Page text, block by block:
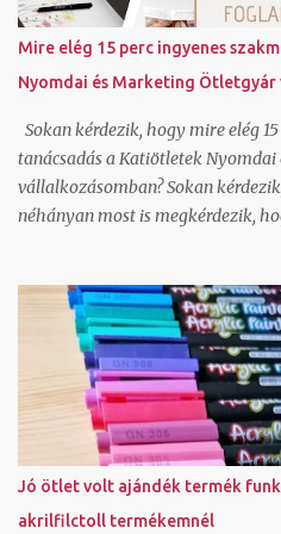
Annak nem néztem még utána,
hogyan lehet felhasználni, milyen
és lehet-e jobb felbontásban is
látom, hogy ha nincs valakinek
bátran használhat ilyen
Mire elég 15 perc ingyenes
Nyomdai és Marketing Ötletgyár
Sokan kérdezik, hogy mire elég
tanácsadás a Katiötletek
vállalkozásomban? Sokan
néhányan most is megkérdezik,
tesztelni olvasói szemmel egy-egy
javaslatot tenni, hogy mit
működjön canva képszerkesztő
tudjuk nézni és rájössz ezután
általad használt grafikai
olyan pdf-et, ami a nyomdai
weboldal és webáruház technikai
ha még csak most tervezel
Jó ötlet volt ajándék termék
akrilfilctoll termékemnél